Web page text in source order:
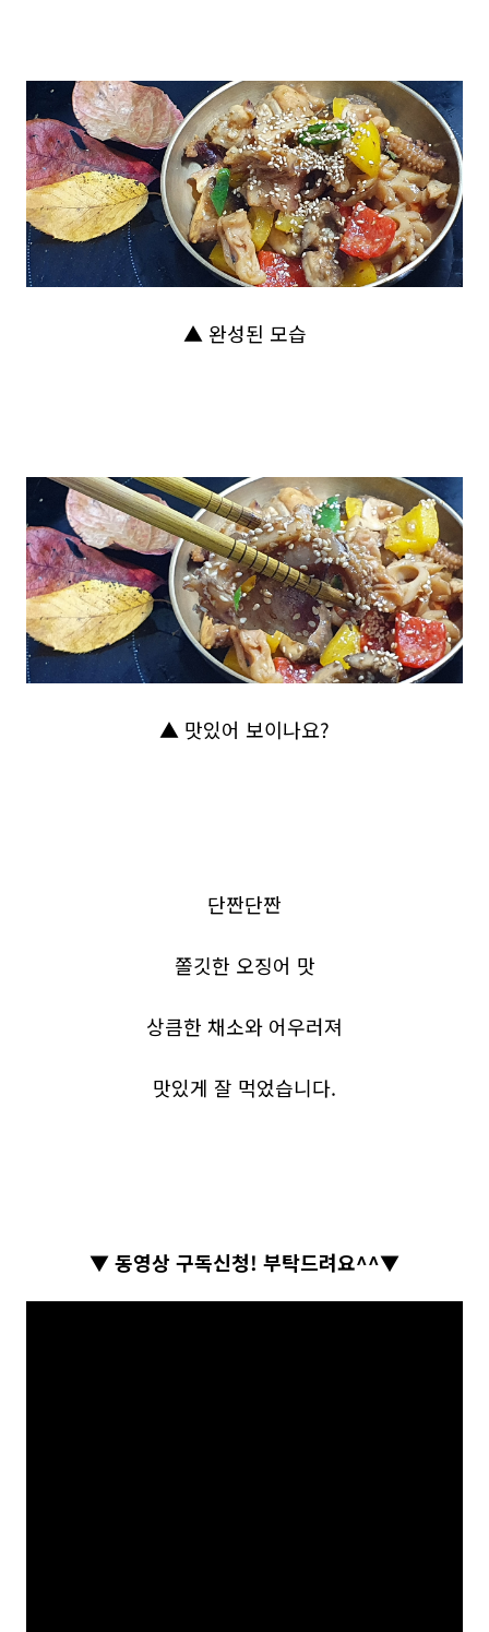
▲ 완성된 모습
▲ 맛있어 보이나요?
단짠단짠
쫄깃한 오징어 맛
상큼한 채소와 어우러져
맛있게 잘 먹었습니다.
▼ 동영상 구독신청! 부탁드려요^^▼